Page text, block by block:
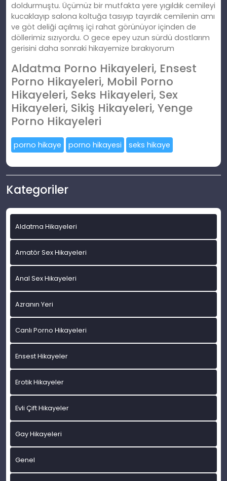
doldurmuştu. Üçümüz bir mutfakta yere yıgıldık cemileyi
kucaklayıp salona koltuğa tasıyıp tayırdık cemilenin amı
ve göt deliği açılmış içi rahat görünüyor içinden de
döllerimiz sızıyordu. O gece epey uzun sürdü dostlarım
gerisini daha sonraki hikayemize bırakıyorum
Aldatma Porno Hikayeleri, Ensest
Porno Hikayeleri, Mobil Porno
Hikayeleri, Seks Hikayeleri, Sex
Hikayeleri, Sikiş Hikayeleri, Yenge
Porno Hikayeleri
porno hikaye porno hikayesi seks hikaye
Kategoriler
Aldatma Hikayeleri
Amatör Sex Hikayeleri
Anal Sex Hikayeleri
Azranın Yeri
Canlı Porno Hikayeleri
Ensest Hikayeler
Erotik Hikayeler
Evli Çift Hikayeler
Gay Hikayeleri
Genel